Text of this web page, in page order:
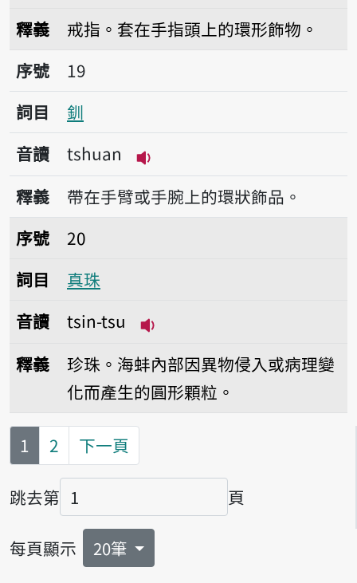
釋義
戒指。套在手指頭上的環形飾物。
序號19釧
序號
19
詞目
釧
音讀
tshuan
播放音讀tshuan
釋義
帶在手臂或手腕上的環狀飾品。
序號20真珠
序號
20
詞目
真珠
音讀
tsin-tsu
釋義
珍珠。海蚌內部因異物侵入或病理變
化而產生的圓形顆粒。
第
1 2 下一頁
跳去第
頁碼
頁
每頁顯示 20筆